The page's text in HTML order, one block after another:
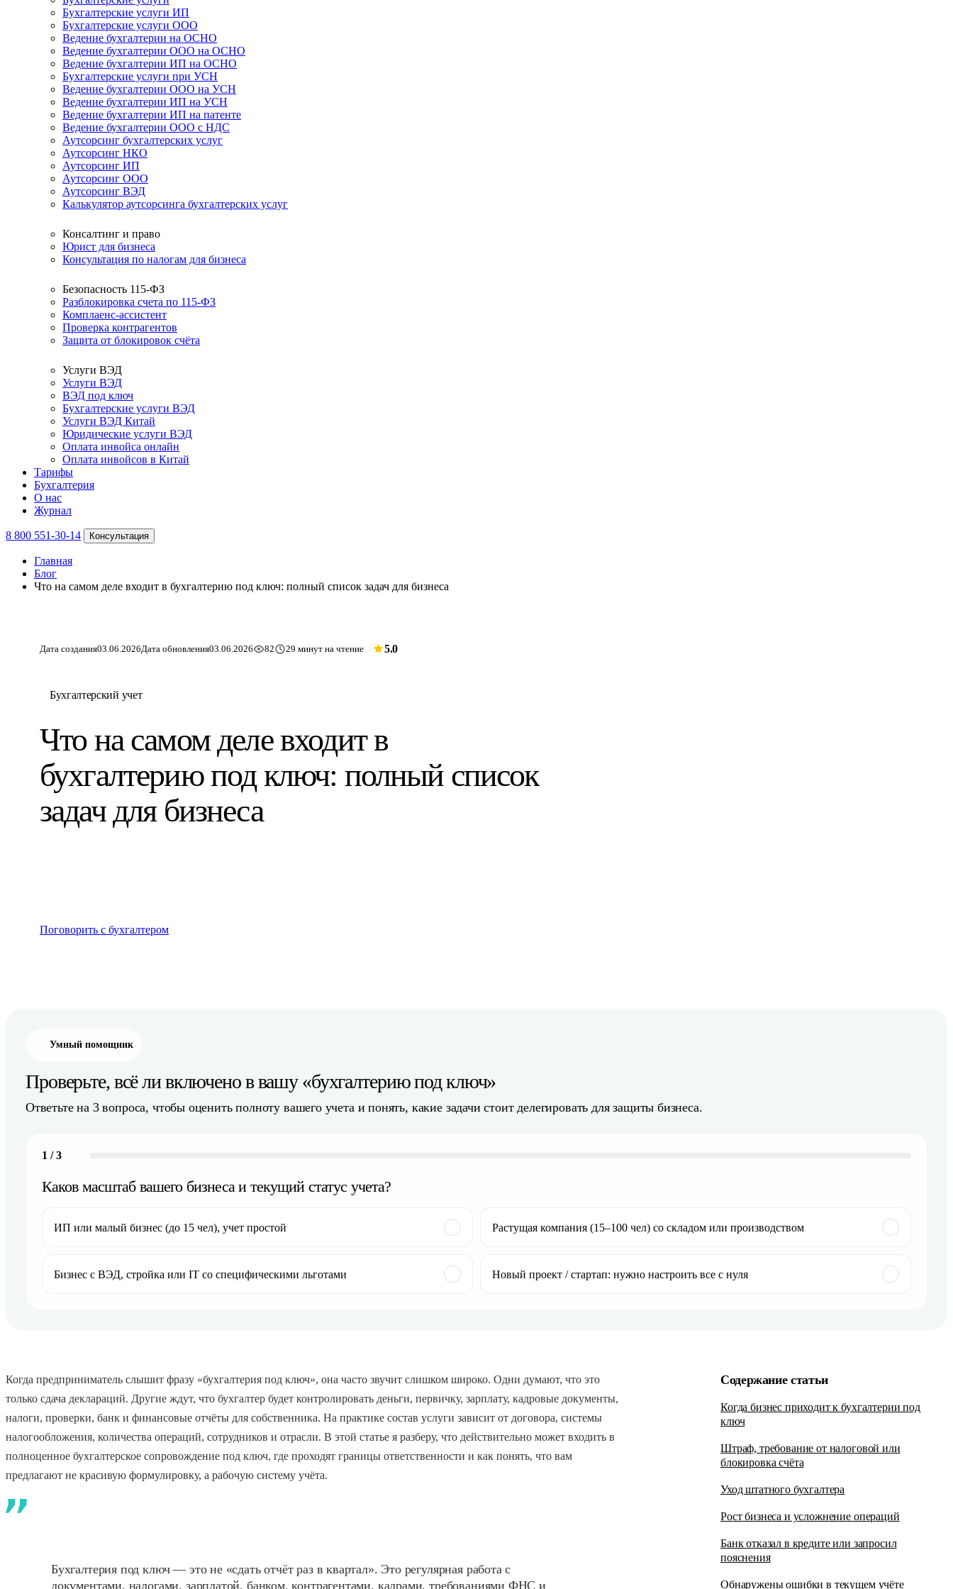
Бухгалтерские услуги ИП
Бухгалтерские услуги ООО
Ведение бухгалтерии на ОСНО
Ведение бухгалтерии ООО на ОСНО
Ведение бухгалтерии ИП на ОСНО
Бухгалтерские услуги при УСН
Ведение бухгалтерии ООО на УСН
Ведение бухгалтерии ИП на УСН
Ведение бухгалтерии ИП на патенте
Ведение бухгалтерии ООО с НДС
Аутсорсинг бухгалтерских услуг
Аутсорсинг НКО
Аутсорсинг ИП
Аутсорсинг ООО
Аутсорсинг ВЭД
Калькулятор аутсорсинга бухгалтерских услуг
Консалтинг и право
Юрист для бизнеса
Консультация по налогам для бизнеса
Безопасность 115-ФЗ
Разблокировка счета по 115-ФЗ
Комплаенс-ассистент
Проверка контрагентов
Защита от блокировок счёта
Услуги ВЭД
Услуги ВЭД
ВЭД под ключ
Бухгалтерские услуги ВЭД
Услуги ВЭД Китай
Юридические услуги ВЭД
Оплата инвойса онлайн
Оплата инвойсов в Китай
Тарифы
Бухгалтерия
О нас
Журнал
8 800 551-30-14 Консультация
Главная
Блог
Что на самом деле входит в бухгалтерию под ключ: полный список задач для бизнеса
Дата создания03.06.2026Дата обновления03.06.2026 82 29 минут на чтение 5.0
Бухгалтерский учет
Что на самом деле входит в
бухгалтерию под ключ: полный список
задач для бизнеса
Поговорить с бухгалтером
Умный помощник
Проверьте, всё ли включено в вашу «бухгалтерию под ключ»
Ответьте на 3 вопроса, чтобы оценить полноту вашего учета и понять, какие задачи стоит делегировать для защиты бизнеса.
1 /3
Каков масштаб вашего бизнеса и текущий статус учета?
ИП или малый бизнес (до 15 чел), учет простой Растущая компания (15–100 чел) со складом или производством
Бизнес с ВЭД, стройка или IT со специфическими льготами Новый проект / стартап: нужно настроить все с нуля
Когда предприниматель слышит фразу «бухгалтерия под ключ», она часто звучит слишком широко. Одни думают, что это
только сдача деклараций. Другие ждут, что бухгалтер будет контролировать деньги, первичку, зарплату, кадровые документы,
налоги, проверки, банк и финансовые отчёты для собственника. На практике состав услуги зависит от договора, системы
налогообложения, количества операций, сотрудников и отрасли. В этой статье я разберу, что действительно может входить в
полноценное бухгалтерское сопровождение под ключ, где проходят границы ответственности и как понять, что вам
предлагают не красивую формулировку, а рабочую систему учёта.
Бухгалтерия под ключ — это не «сдать отчёт раз в квартал». Это регулярная работа с
документами, налогами, зарплатой, банком, контрагентами, кадрами, требованиями ФНС и
Содержание статьи
Когда бизнес приходит к бухгалтерии под
ключ
Штраф, требование от налоговой или
блокировка счёта
Уход штатного бухгалтера
Рост бизнеса и усложнение операций
Банк отказал в кредите или запросил
пояснения
Обнаружены ошибки в текущем учёте